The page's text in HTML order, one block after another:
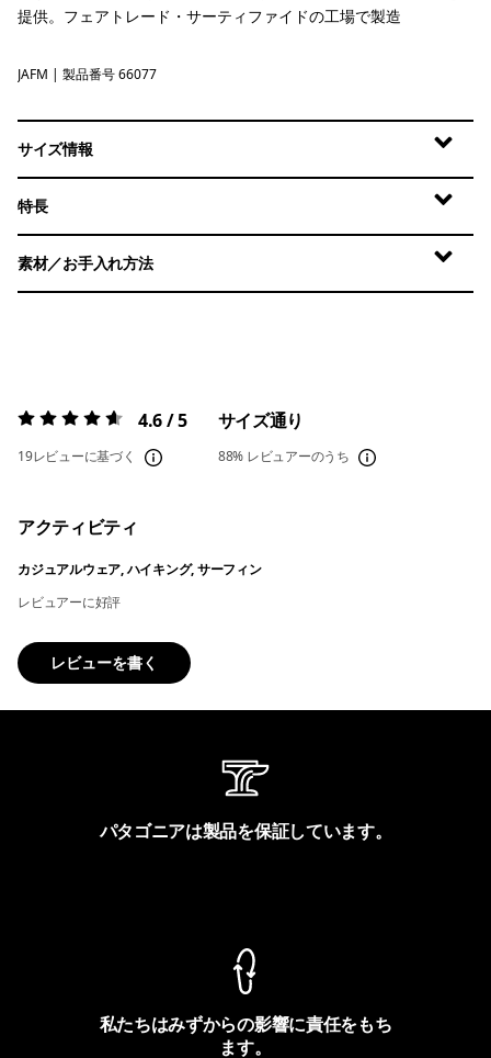
提供。フェアトレード・サーティファイドの工場で製造
Jaggy: Faded Magenta
JAFM | 製品番号 66077
サイズ情報
特長
素材／お手入れ方法
評価:4.6 / 5 4.6 / 5
19レビューに基づく
サイズ通り
88% レビュアーのうち
アクティビティ
カジュアルウェア, ハイキング, サーフィン
レビュアーに好評
レビューを書く
パタゴニアは製品を保証しています。
私たちはみずからの影響に責任をもち
ます。